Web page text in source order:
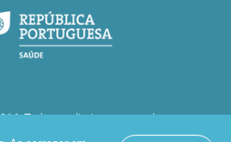
Todos os direitos reservados